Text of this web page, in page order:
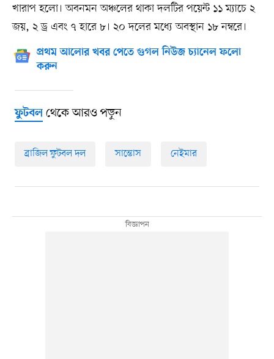
খারাপ হলো। অবনমন অঞ্চলের থাকা দলটির পয়েন্ট ১১ ম্যাচে ২
জয়, ২ ড্র এবং ৭ হারে ৮। ২০ দলের মধ্যে অবস্থান ১৮ নম্বরে।
প্রথম আলোর খবর পেতে গুগল নিউজ চ্যানেল ফলো
করুন
ফুটবলথেকে আরও পড়ুন
ব্রাজিল ফুটবল দল সান্তোস নেইমার